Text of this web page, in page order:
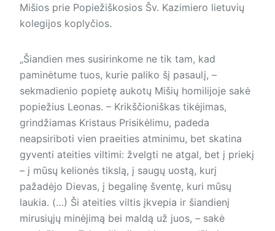
Mišios prie Popiežiškosios Šv. Kazimiero lietuvių
kolegijos koplyčios.
„Šiandien mes susirinkome ne tik tam, kad
paminėtume tuos, kurie paliko šį pasaulį, –
sekmadienio popietę aukotų Mišių homilijoje sakė
popiežius Leonas. – Krikščioniškas tikėjimas,
grindžiamas Kristaus Prisikėlimu, padeda
neapsiriboti vien praeities atminimu, bet skatina
gyventi ateities viltimi: žvelgti ne atgal, bet į priekį
– į mūsų kelionės tikslą, į saugų uostą, kurį
pažadėjo Dievas, į begalinę šventę, kuri mūsų
laukia. (…) Ši ateities viltis įkvepia ir šiandienį
mirusiųjų minėjimą bei maldą už juos, – sakė